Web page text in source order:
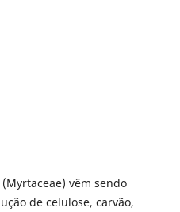
vêm sendo
de celulose, carvão,